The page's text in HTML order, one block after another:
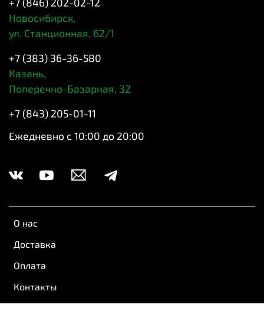
О нас
Доставка
Оплата
Контакты
Новосибирск,
ул. Станционная, 62/1
+7 (383) 36-36-580
Казань,
Поперечно-Базарная, 32
+7 (843) 205-01-11
Ежедневно с 10:00 до 20:00